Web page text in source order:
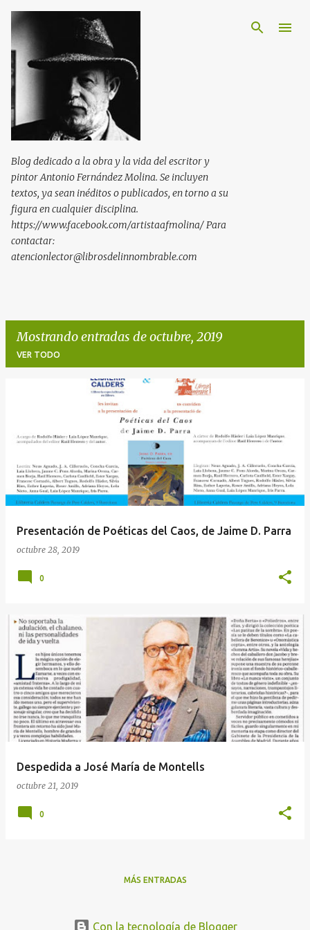
Ir al contenido principal
Blog dedicado a la obra y la vida del escritor y
pintor Antonio Fernández Molina. Se incluyen
textos, ya sean inéditos o publicados, en torno a su
figura en cualquier disciplina.
https://www.facebook.com/artistaafmolina/ Para
contactar:
atencionlector@librosdelinnombrable.com
Mostrando entradas de octubre, 2019
VER TODO
d
Presentación de Poéticas del Caos, de Jaime D. Parra
octubre 28, 2019
0
Despedida a José María de Montells
octubre 21, 2019
0
MÁS ENTRADAS
Con la tecnología de Blogger